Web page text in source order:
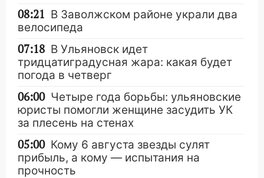
08:21 В Заволжском районе украли два
велосипеда
07:18 В Ульяновск идет
тридцатиградусная жара: какая будет
погода в четверг
06:00 Четыре года борьбы: ульяновские
юристы помогли женщине засудить УК
за плесень на стенах
05:00 Кому 6 августа звезды сулят
прибыль, а кому — испытания на
прочность